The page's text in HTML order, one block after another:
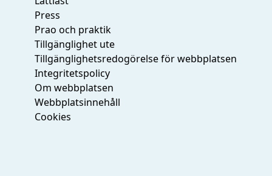
Press
Prao och praktik
Tillgänglighet ute
Tillgänglighetsredogörelse för webbplatsen
Integritetspolicy
Om webbplatsen
Webbplatsinnehåll
Cookies